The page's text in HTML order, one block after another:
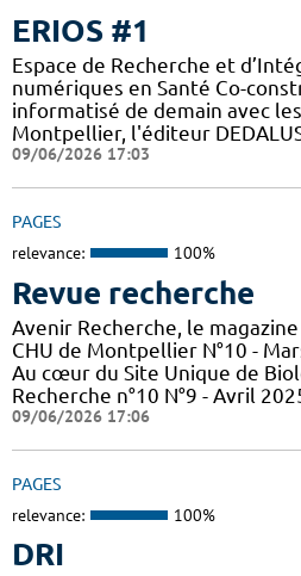
ERIOS #1
Espace de Recherche et
numériques en Santé Co-
informatisé de demain avec
Montpellier, l'éditeur
09/06/2026 17:03
PAGES
relevance: 100%
Revue recherche
Avenir Recherche, le
CHU de Montpellier N°10 -
Au cœur du Site Unique de
Recherche n°10 N°9 - Avril
09/06/2026 17:06
PAGES
relevance: 100%
DRI